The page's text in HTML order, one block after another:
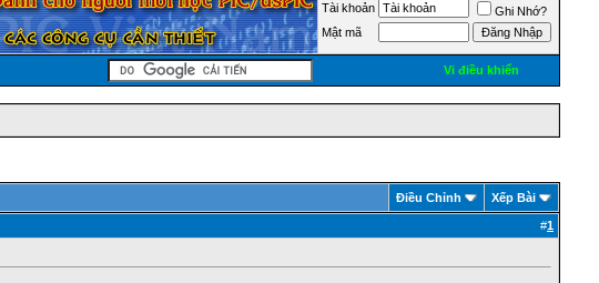
Tài khoản
Ghi Nhớ?
Mật mã
Vi điều khiển
Ðiều Chỉnh Xếp Bài
#1